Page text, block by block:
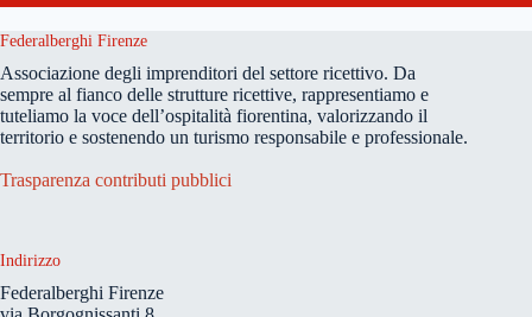
Federalberghi Firenze
Associazione degli imprenditori del settore ricettivo. Da
sempre al fianco delle strutture ricettive, rappresentiamo e
tuteliamo la voce dell’ospitalità fiorentina, valorizzando il
territorio e sostenendo un turismo responsabile e professionale.
Trasparenza contributi pubblici
Indirizzo
Federalberghi Firenze